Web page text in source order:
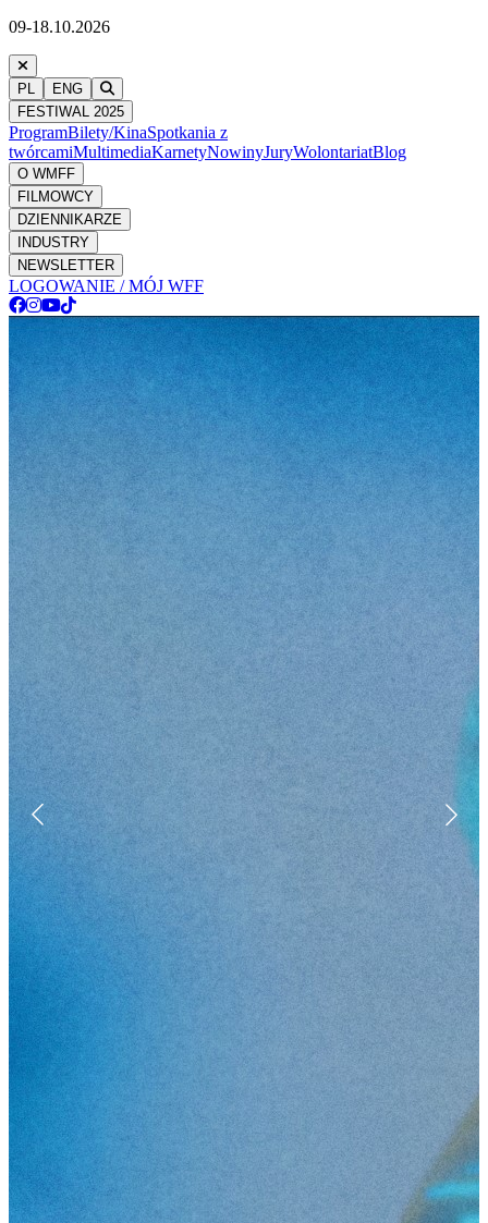
09-18.10.2026
PL
ENG
FESTIWAL 2025
ProgramBilety/KinaSpotkania z
twórcamiMultimediaKarnetyNowinyJuryWolontariatBlog
O WMFF
FILMOWCY
DZIENNIKARZE
INDUSTRY
NEWSLETTER
LOGOWANIE / MÓJ WFF